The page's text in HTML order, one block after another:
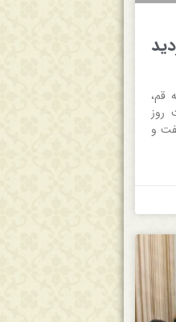
قم،
روز
و